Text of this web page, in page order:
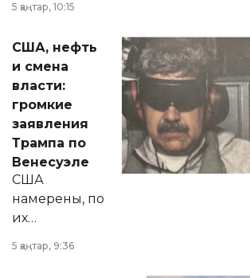
сразу несколько
актуальных тем —
от слухов о
политических
реформах до
вопросов армии,
экономики и
личного здоровья.
5 қаңтар, 10:15
США, нефть
и смена
власти:
громкие
заявления
Трампа по
Венесуэле
США
намерены, по
их
принести
5 қаңтар, 9:36